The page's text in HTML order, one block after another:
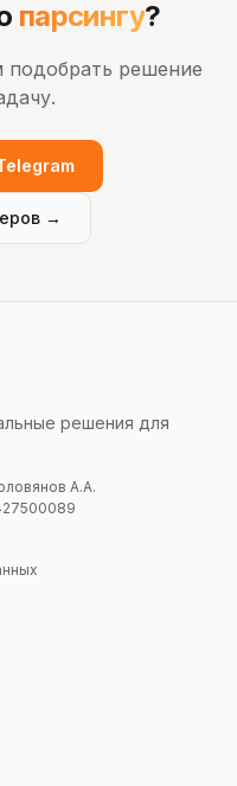
парсингу?
решение
→
решения для
А.А.